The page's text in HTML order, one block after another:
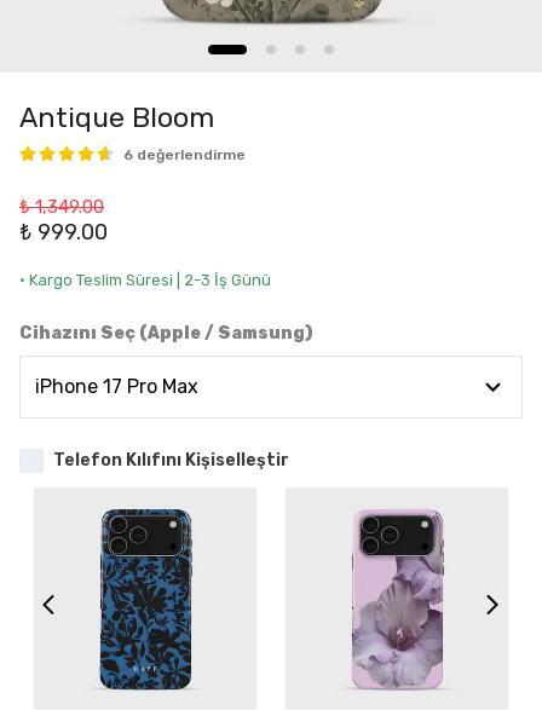
Antique Bloom
6 değerlendirme
₺ 1,349.00
₺ 999.00
• Kargo Teslim Süresi | 2-3 İş Günü
Cihazını Seç (Apple / Samsung)
Telefon Kılıfını Kişiselleştir